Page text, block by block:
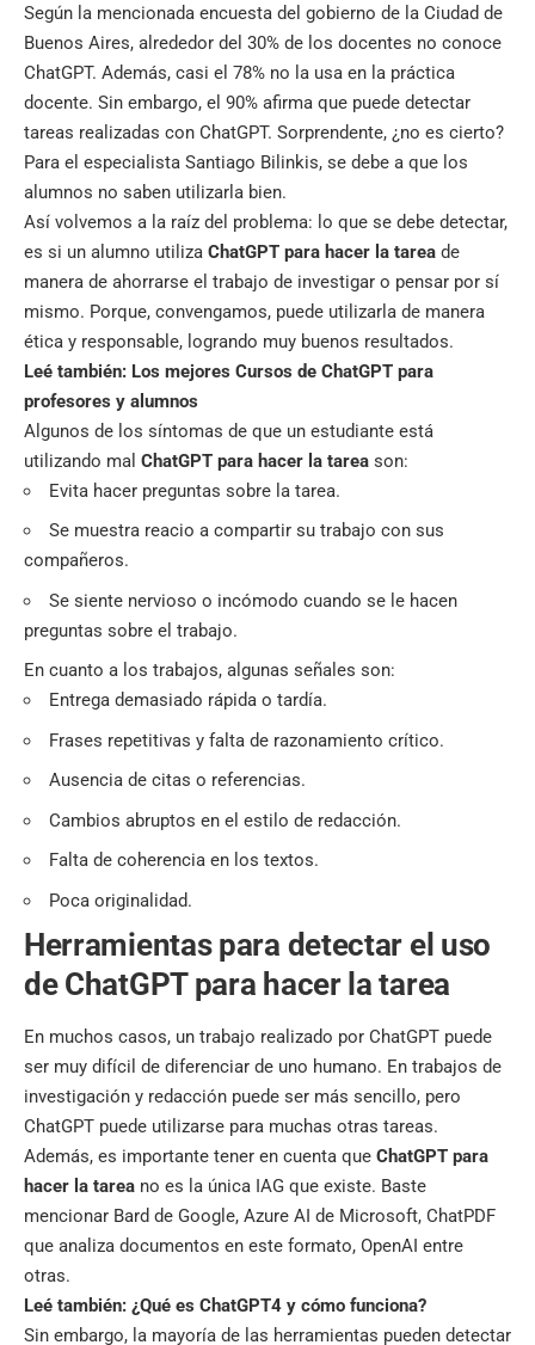
Según la mencionada encuesta del gobierno de la Ciudad de
Buenos Aires, alrededor del 30% de los docentes no conoce
ChatGPT. Además, casi el 78% no la usa en la práctica
docente. Sin embargo, el 90% afirma que puede detectar
tareas realizadas con ChatGPT. Sorprendente, ¿no es cierto?
Para el especialista Santiago Bilinkis, se debe a que los
alumnos no saben utilizarla bien.
Así volvemos a la raíz del problema: lo que se debe detectar,
es si un alumno utiliza ChatGPT para hacer la tarea de
manera de ahorrarse el trabajo de investigar o pensar por sí
mismo. Porque, convengamos, puede utilizarla de manera
ética y responsable, logrando muy buenos resultados.
Leé también: Los mejores Cursos de ChatGPT para
profesores y alumnos
Algunos de los síntomas de que un estudiante está
utilizando mal ChatGPT para hacer la tarea son:
Evita hacer preguntas sobre la tarea.
Se muestra reacio a compartir su trabajo con sus
compañeros.
Se siente nervioso o incómodo cuando se le hacen
preguntas sobre el trabajo.
En cuanto a los trabajos, algunas señales son:
Entrega demasiado rápida o tardía.
Frases repetitivas y falta de razonamiento crítico.
Ausencia de citas o referencias.
Cambios abruptos en el estilo de redacción.
Falta de coherencia en los textos.
Poca originalidad.
Herramientas para detectar el uso
de ChatGPT para hacer la tarea
En muchos casos, un trabajo realizado por ChatGPT puede
ser muy difícil de diferenciar de uno humano. En trabajos de
investigación y redacción puede ser más sencillo, pero
ChatGPT puede utilizarse para muchas otras tareas.
Además, es importante tener en cuenta que ChatGPT para
hacer la tarea no es la única IAG que existe. Baste
mencionar Bard de Google, Azure AI de Microsoft, ChatPDF
que analiza documentos en este formato, OpenAI entre
otras.
Leé también: ¿Qué es ChatGPT4 y cómo funciona?
Sin embargo, la mayoría de las herramientas pueden detectar